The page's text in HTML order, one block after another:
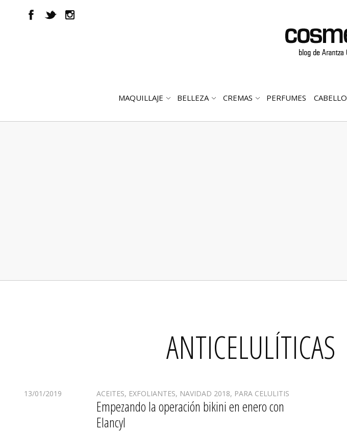
ABRIR
MAQUILLAJE
ABRIR
BELLEZA
ABRIR
CREMAS PERFUMES CABELLO
ANTICELULÍTICAS
13/01/2019 ACEITES, EXFOLIANTES, NAVIDAD 2018, PARA CELULITIS
Empezando la operación bikini en enero con
Elancyl